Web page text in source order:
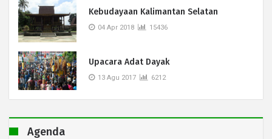
Kebudayaan Kalimantan Selatan
04 Apr 2018 15436
Upacara Adat Dayak
13 Agu 2017 6212
Agenda